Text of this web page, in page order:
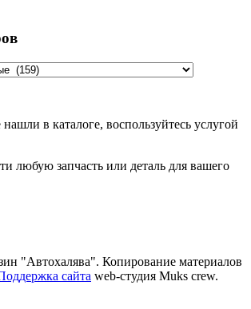
в каталоге, воспользуйтесь услугой
любую запчасть или деталь для вашего
"Автохалява". Копирование материалов
сайта web-студия Muks crew.